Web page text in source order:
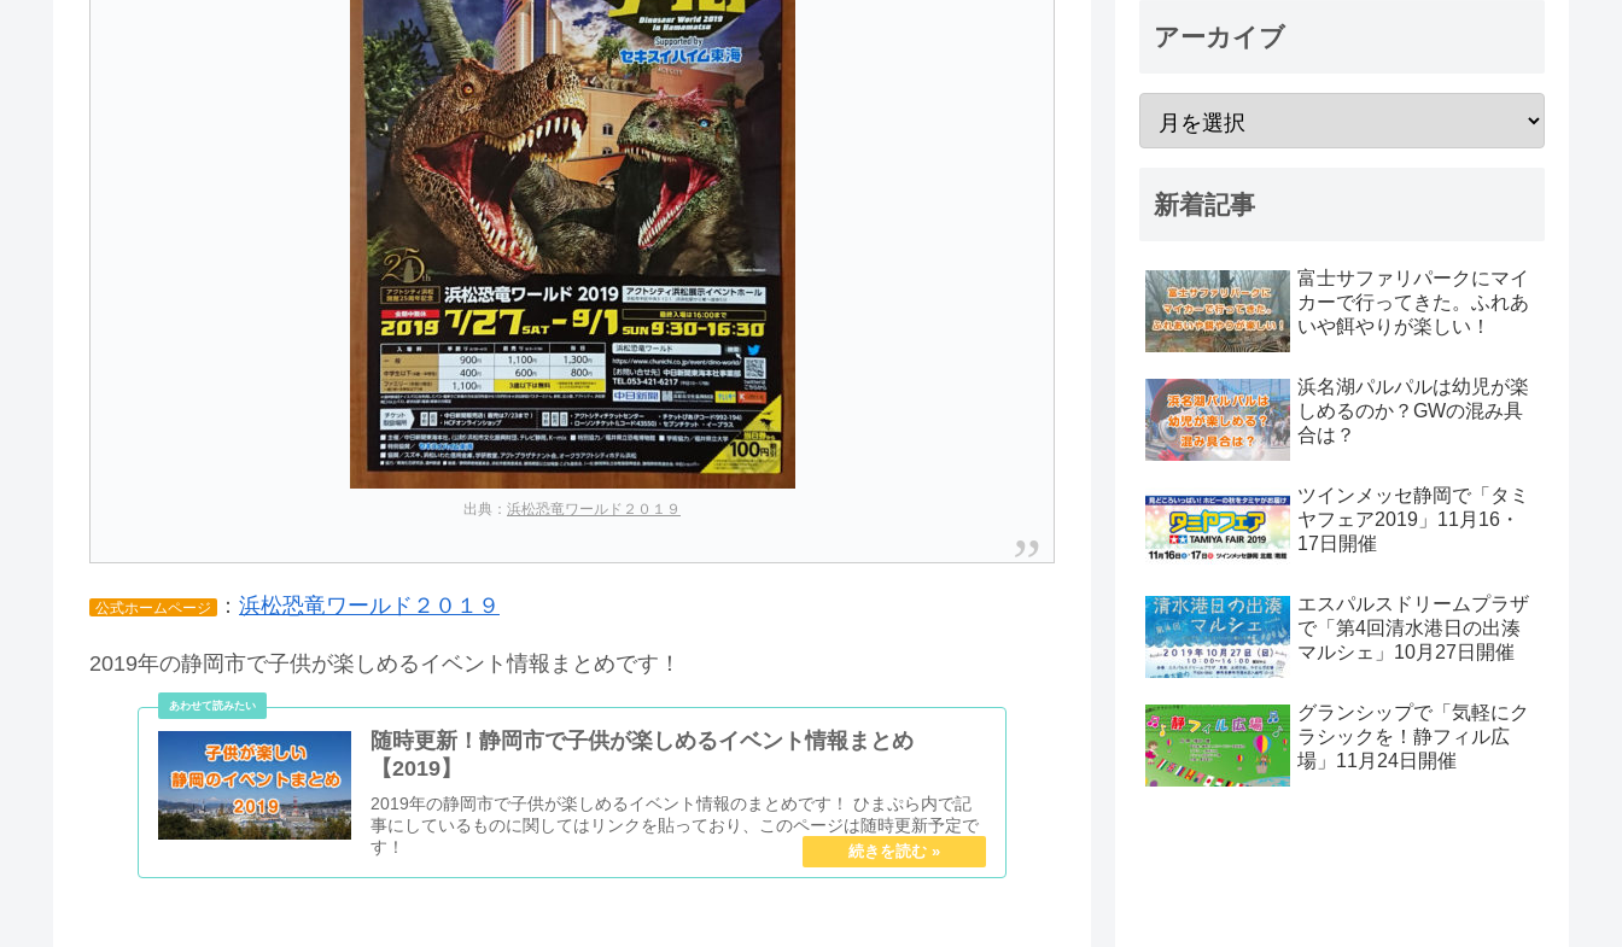
出典： 浜松恐竜ワールド２０１９
公式ホームページ ： 浜松恐竜ワールド２０１９
2019年の静岡市で子供が楽しめるイベント情報まとめです！
随時更新！静岡市で子供が楽しめるイベント情報まとめ
【2019】
2019年の静岡市で子供が楽しめるイベント情報のまとめです！ ひまぷら内で記
事にしているものに関してはリンクを貼っており、このページは随時更新予定で
す！
アーカイブ
新着記事
富士サファリパークにマイ
カーで行ってきた。ふれあ
いや餌やりが楽しい！
浜名湖パルパルは幼児が楽
しめるのか？GWの混み具
合は？
ツインメッセ静岡で「タミ
ヤフェア2019」11月16・
17日開催
エスパルスドリームプラザ
で「第4回清水港日の出湊
マルシェ」10月27日開催
グランシップで「気軽にク
ラシックを！静フィル広
場」11月24日開催